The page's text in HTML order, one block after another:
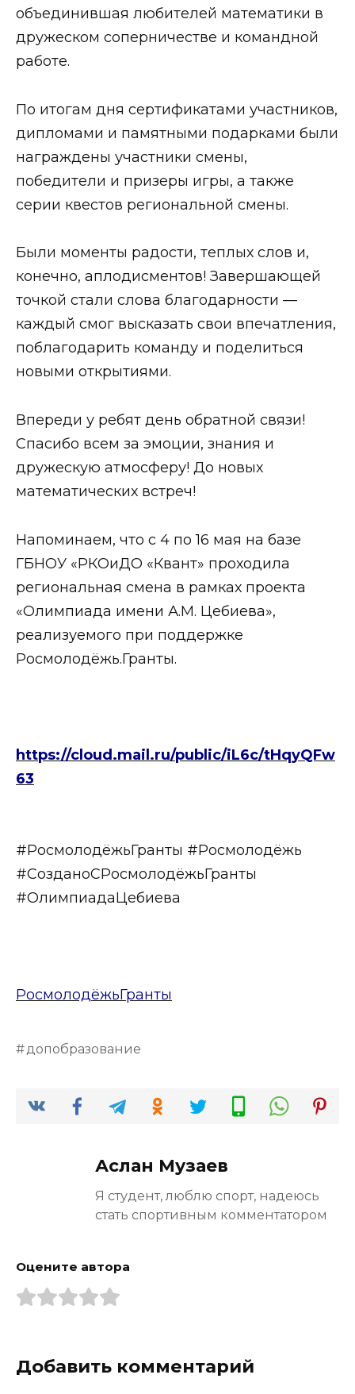
объединившая любителей математики в
дружеском соперничестве и командной
работе.
По итогам дня сертификатами участников,
дипломами и памятными подарками были
награждены участники смены,
победители и призеры игры, а также
серии квестов региональной смены.
Были моменты радости, теплых слов и,
конечно, аплодисментов! Завершающей
точкой стали слова благодарности —
каждый смог высказать свои впечатления,
поблагодарить команду и поделиться
новыми открытиями.
Впереди у ребят день обратной связи!
Спасибо всем за эмоции, знания и
дружескую атмосферу! До новых
математических встреч!
Напоминаем, что с 4 по 16 мая на базе
ГБНОУ «РКОиДО «Квант» проходила
региональная смена в рамках проекта
«Олимпиада имени А.М. Цебиева»,
реализуемого при поддержке
Росмолодёжь.Гранты.
https://cloud.mail.ru/public/iL6c/tHqyQFw
63
#РосмолодёжьГранты #Росмолодёжь
#СозданоСРосмолодёжьГранты
#ОлимпиадаЦебиева
РосмолодёжьГранты
допобразование
Аслан Музаев
Я студент, люблю спорт, надеюсь
стать спортивным комментатором
Оцените автора
Добавить комментарий